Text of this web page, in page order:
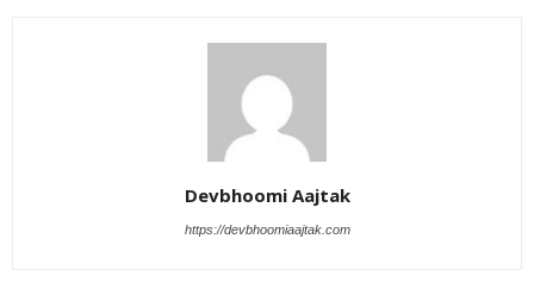
Devbhoomi Aajtak
https://devbhoomiaajtak.com